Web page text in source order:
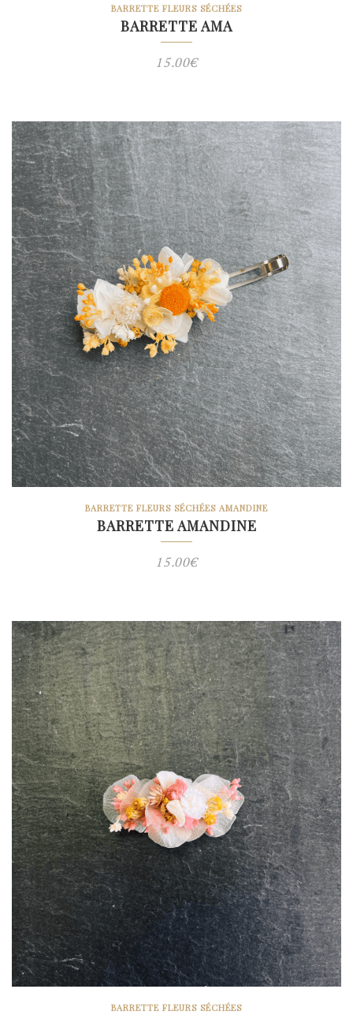
BARRETTE FLEURS SÉCHÉES
BARRETTE AMA
15.00€
BARRETTE FLEURS SÉCHÉES AMANDINE
BARRETTE AMANDINE
15.00€
BARRETTE FLEURS SÉCHÉES